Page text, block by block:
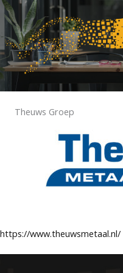
Ga
naar
de
inhoud
Theuws Groep
https://www.theuwsmetaal.nl/